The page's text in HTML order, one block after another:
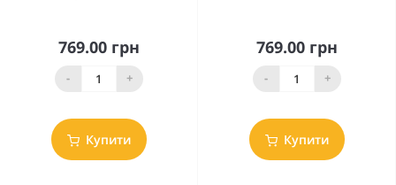
769.00 грн
- +
Купити
769.00 грн
- +
Купити